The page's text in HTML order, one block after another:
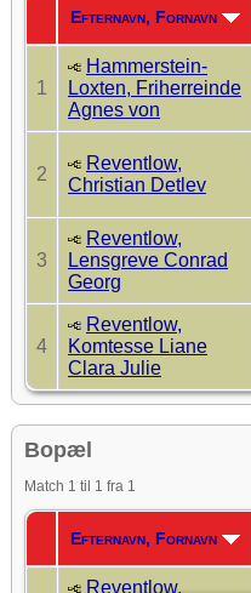
Efternavn, Fornavn
1
Hammerstein-
Loxten, Friherreinde
Agnes von
2
Reventlow,
Christian Detlev
3
Reventlow,
Lensgreve Conrad
Georg
4
Reventlow,
Komtesse Liane
Clara Julie
Bopæl
Match 1 til 1 fra 1
Efternavn, Fornavn
Reventlow,